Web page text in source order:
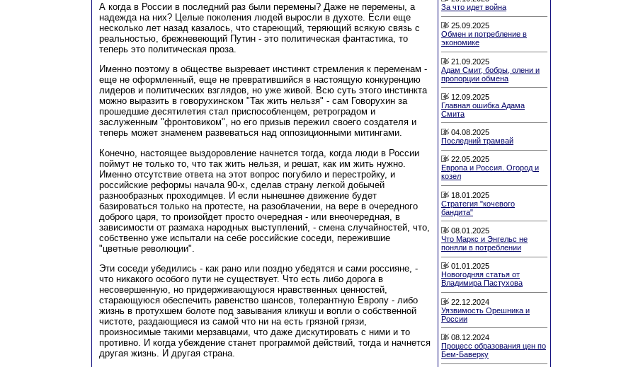
А когда в России в последний раз были перемены? Даже не перемены, а
надежда на них? Целые поколения людей выросли в духоте. Если еще
несколько лет назад казалось, что стареющий, теряющий всякую связь с
реальностью, брежневеющий Путин - это политическая фантастика, то
теперь это политическая проза.
Именно поэтому в обществе вызревает инстинкт стремления к переменам -
еще не оформленный, еще не превратившийся в настоящую конкуренцию
лидеров и политических взглядов, но уже живой. Всю суть этого инстинкта
можно выразить в говорухинском "Так жить нельзя" - сам Говорухин за
прошедшие десятилетия стал приспособленцем, ретроградом и
заслуженным "фронтовиком", но его призыв пережил своего создателя и
теперь может знаменем развеваться над оппозиционными митингами.
Конечно, настоящее выздоровление начнется тогда, когда люди в России
поймут не только то, что так жить нельзя, и решат, как им жить нужно.
Именно отсутствие ответа на этот вопрос погубило и перестройку, и
российские реформы начала 90-х, сделав страну легкой добычей
разнообразных проходимцев. И если нынешнее движение будет
базироваться только на протесте, на разоблачении, на вере в очередного
доброго царя, то произойдет просто очередная - или внеочередная, в
зависимости от размаха народных выступлений, - смена случайностей, что,
собственно уже испытали на себе российские соседи, пережившие
"цветные революции".
Эти соседи убедились - как рано или поздно убедятся и сами россияне, -
что никакого особого пути не существует. Что есть либо дорога в
несовершенную, но придерживающуюся нравственных ценностей,
старающуюся обеспечить равенство шансов, толерантную Европу - либо
жизнь в протухшем болоте под завывания кликуш и вопли о собственной
чистоте, раздающиеся из самой что ни на есть грязной грязи,
произносимые такими мерзавцами, что даже дискутировать с ними и то
противно. И когда убеждение станет программой действий, тогда и начнется
другая жизнь. И другая страна.
За что идет война
25.09.2025
Обмен и потребление в
экономике
21.09.2025
Адам Смит, бобры, олени и
пропорции обмена
12.09.2025
Главная ошибка Адама
Смита
04.08.2025
Последний трамвай
22.05.2025
Европа и Россия. Огород и
козел
18.01.2025
Стратегия "кочевого
бандита"
08.01.2025
Что Маркс и Энгельс не
поняли в потреблении
01.01.2025
Новогодняя статья от
Владимира Пастухова
22.12.2024
Уязвимость Орешника и
России
08.12.2024
Процесс образования цен по
Бем-Баверку